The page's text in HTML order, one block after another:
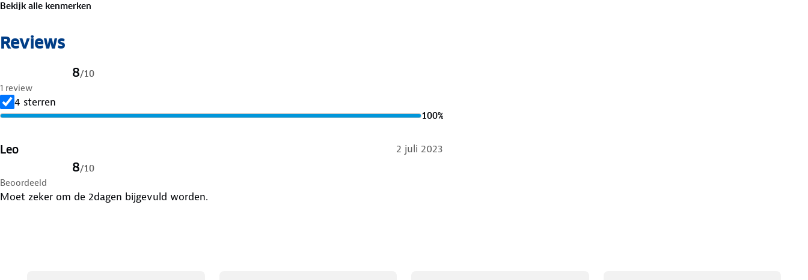
Bekijk alle kenmerken
Reviews
8/10
1 review
4 sterren
100%
Leo 2 juli 2023
8/10
Beoordeeld
Moet zeker om de 2dagen bijgevuld worden.